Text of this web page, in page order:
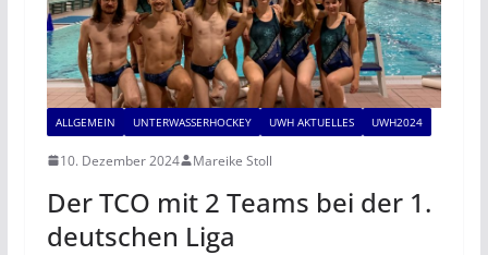
ALLGEMEIN UNTERWASSERHOCKEY UWH AKTUELLES UWH2024
10. Dezember 2024 Mareike Stoll
Der TCO mit 2 Teams bei der 1.
deutschen Liga